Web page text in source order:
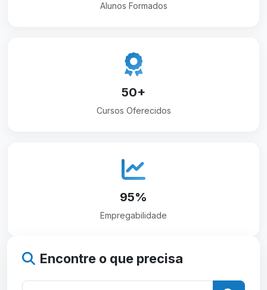
Alunos Formados
50+
Cursos Oferecidos
95%
Empregabilidade
Encontre o que precisa